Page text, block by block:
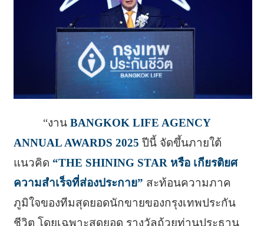
“งาน BANGKOK LIFE AGENCY
ANNUAL AWARDS 2025 ปีนี้ จัดขึ้นภายใต้
แนวคิด “THE SHINING STAR หรือ เกียรติยศ
ความสำเร็จที่ส่องประกาย” สะท้อนความภาค
ภูมิใจของทีมสุดยอดนักขายของกรุงเทพประกัน
ชีวิต โดยเฉพาะสุดยอด รางวัลถ้วยท่านประธาน